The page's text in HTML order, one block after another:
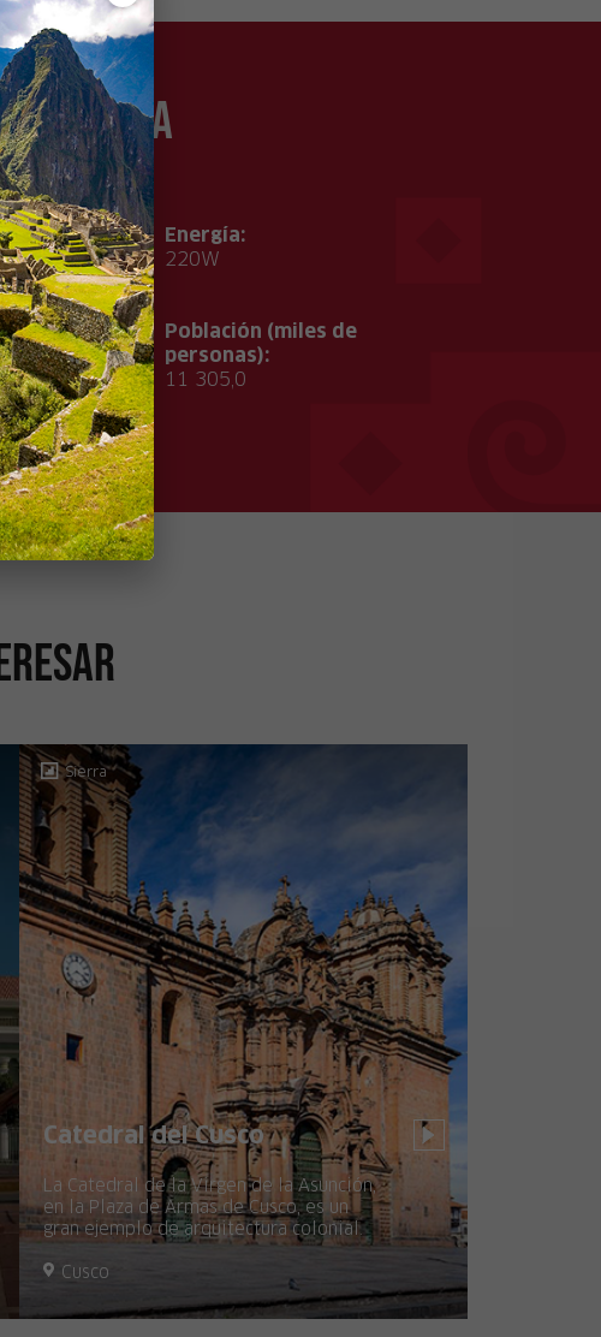
de Lima
27 °C
Energía:
220W
Población (miles de
personas):
11 305,0
Sierra
Catedral del Cusco
La Catedral de la Virgen de la Asunción,
en la Plaza de Armas de Cusco, es un
gran ejemplo de arquitectura colonial.
Cusco